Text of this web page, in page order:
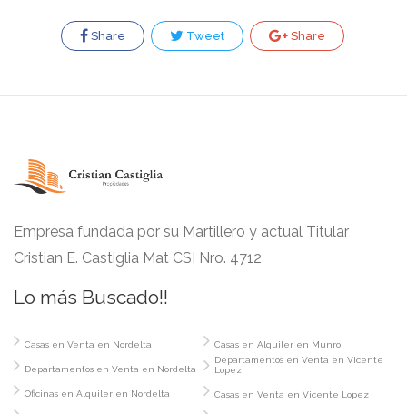
Share Tweet Share
Empresa fundada por su Martillero y actual Titular
Cristian E. Castiglia Mat CSI Nro. 4712
Lo más Buscado!!
Casas en Venta en Nordelta
Departamentos en Venta en Nordelta
Oficinas en Alquiler en Nordelta
Casas en Alquiler en Munro
Departamentos en Venta en Vicente
Lopez
Casas en Venta en Vicente Lopez